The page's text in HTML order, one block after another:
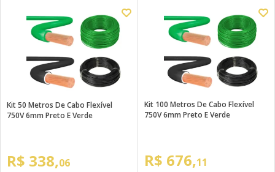
Kit 50 Metros De Cabo Flexível
750V 6mm Preto E Verde
R$ 338,06
Kit 100 Metros De Cabo Flexível
750V 6mm Preto E Verde
R$ 676,11